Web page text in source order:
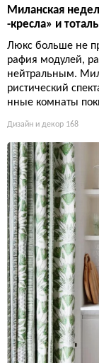
Миланская
-кресла» и
Люкс больше не
рафия модулей,
нейтральным.
ристический
нные комнаты
Дизайн и декор 168